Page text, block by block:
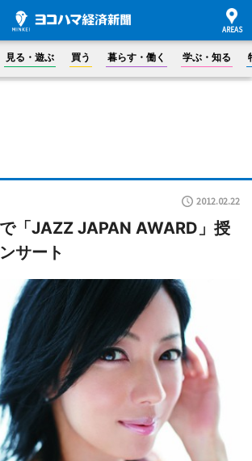
見る・遊ぶ 買う 暮らす・働く 学ぶ・知る
2012.02.22
「JAZZ JAPAN AWARD」授
サート